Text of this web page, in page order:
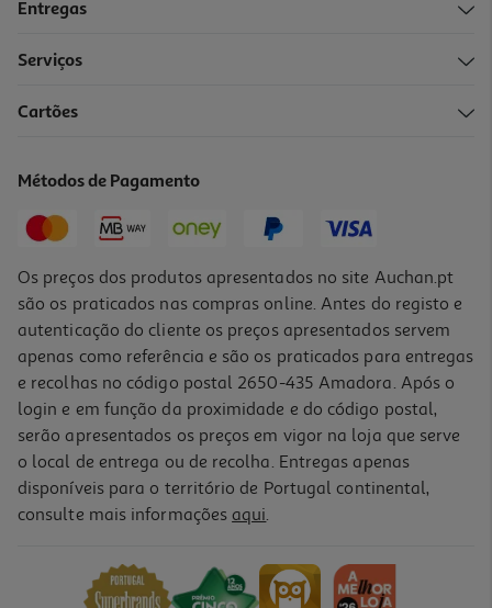
Cabides Pretos Actuel Reciclado 40cm 5unidades
Entregas
Serviços
Cartões
Métodos de Pagamento
Os preços dos produtos apresentados no site Auchan.pt
são os praticados nas compras online. Antes do registo e
autenticação do cliente os preços apresentados servem
apenas como referência e são os praticados para entregas
e recolhas no código postal 2650-435 Amadora. Após o
login e em função da proximidade e do código postal,
serão apresentados os preços em vigor na loja que serve
o local de entrega ou de recolha. Entregas apenas
disponíveis para o território de Portugal continental,
consulte mais informações aqui.